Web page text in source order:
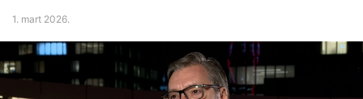
1. mart 2026.